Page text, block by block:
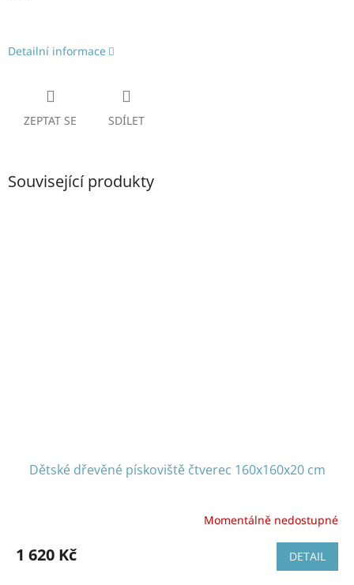
Detailní informace
ZEPTAT SE SDÍLET
Související produkty
Dětské dřevěné pískoviště čtverec 160x160x20 cm
Momentálně nedostupné
1 620 Kč DETAIL